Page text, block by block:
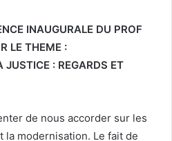
INAUGURALE DU PROF
LE THEME :
JUSTICE : REGARDS ET
de nous accorder sur les
la modernisation. Le fait de